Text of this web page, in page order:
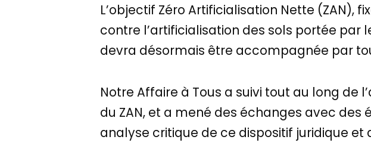
L’objectif Zéro Artificialisation Nette (ZAN),
contre l’artificialisation des sols portée
devra désormais être accompagnée par
Notre Affaire à Tous a suivi tout au long de
du ZAN, et a mené des échanges avec
analyse critique de ce dispositif juridique et